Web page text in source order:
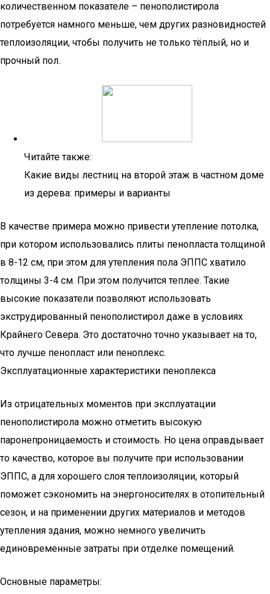
количественном показателе – пенополистирола
потребуется намного меньше, чем других разновидностей
теплоизоляции, чтобы получить не только тёплый, но и
прочный пол.
Читайте также:
Какие виды лестниц на второй этаж в частном доме
из дерева: примеры и варианты
В качестве примера можно привести утепление потолка,
при котором использовались плиты пенопласта толщиной
в 8-12 см, при этом для утепления пола ЭППС хватило
толщины 3-4 см. При этом получится теплее. Такие
высокие показатели позволяют использовать
экструдированный пенополистирол даже в условиях
Крайнего Севера. Это достаточно точно указывает на то,
что лучше пенопласт или пеноплекс.
Эксплуатационные характеристики пеноплекса
Из отрицательных моментов при эксплуатации
пенополистирола можно отметить высокую
паронепроницаемость и стоимость. Но цена оправдывает
то качество, которое вы получите при использовании
ЭППС, а для хорошего слоя теплоизоляции, который
поможет сэкономить на энергоносителях в отопительный
сезон, и на применении других материалов и методов
утепления здания, можно немного увеличить
единовременные затраты при отделке помещений.
Основные параметры: